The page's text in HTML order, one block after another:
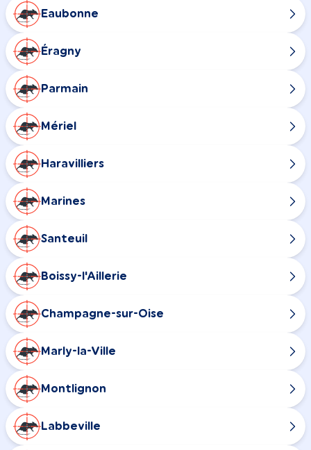
Eaubonne
Éragny
Parmain
Mériel
Haravilliers
Marines
Santeuil
Boissy-l'Aillerie
Champagne-sur-Oise
Marly-la-Ville
Montlignon
Labbeville